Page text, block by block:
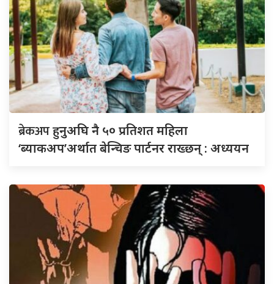
ब्रेकअपहुनुअघि नै ५० प्रतिशत महिला
‘ब्याकअप’अर्थात बेन्चिङ पार्टनर राख्छन् : अध्ययन